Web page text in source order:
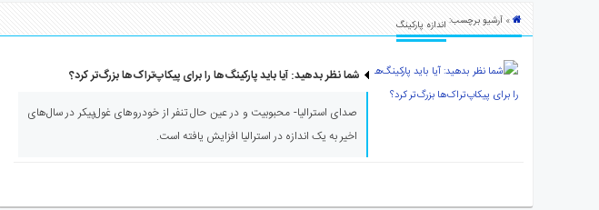
» آرشیو برچسب: اندازه پارکینگ
شما نظر بدهید: آیا باید پارکینگ‌ها را برای پیکاپ‌تراک‌ها بزرگ‌تر کرد؟
صدای استرالیا- محبوبیت و در عین حال تنفر از خودروهای غول‌پیکر در سال‌های
اخیر به یک اندازه در استرالیا افزایش یافته است.